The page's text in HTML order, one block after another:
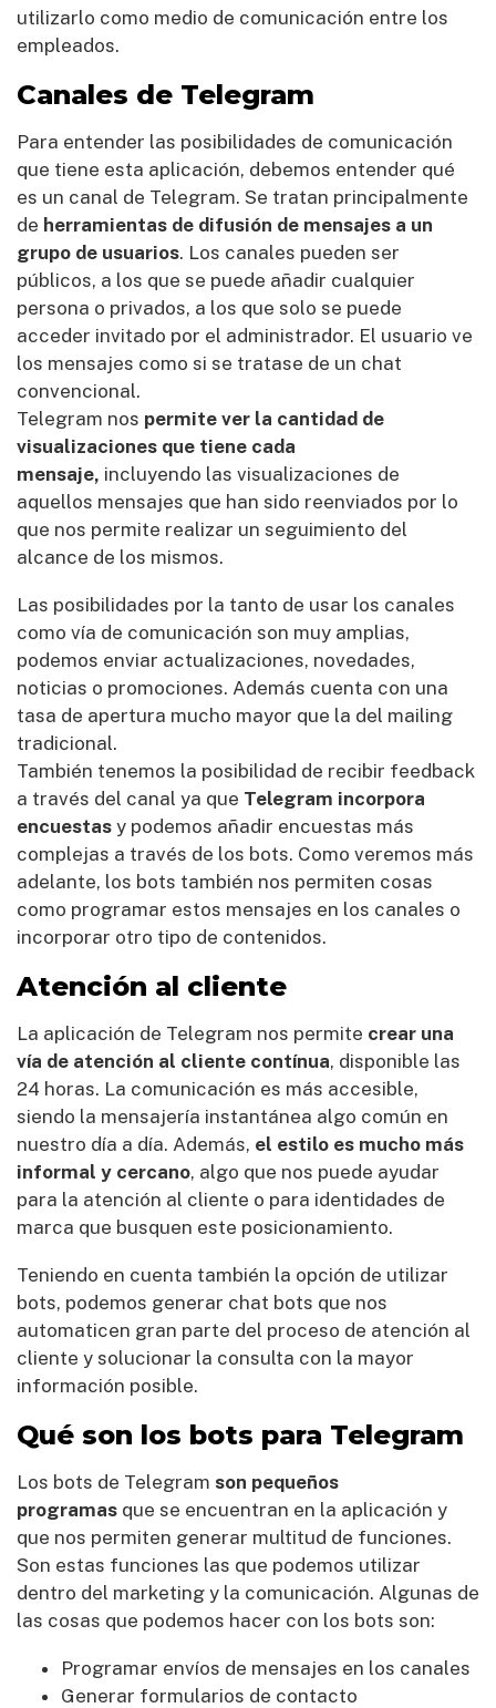
utilizarlo como medio de comunicación entre los
empleados.
Canales de Telegram
Para entender las posibilidades de comunicación
que tiene esta aplicación, debemos entender qué
es un canal de Telegram. Se tratan principalmente
de herramientas de difusión de mensajes a un
grupo de usuarios. Los canales pueden ser
públicos, a los que se puede añadir cualquier
persona o privados, a los que solo se puede
acceder invitado por el administrador. El usuario ve
los mensajes como si se tratase de un chat
convencional.
Telegram nos permite ver la cantidad de
visualizaciones que tiene cada
mensaje, incluyendo las visualizaciones de
aquellos mensajes que han sido reenviados por lo
que nos permite realizar un seguimiento del
alcance de los mismos.
Las posibilidades por la tanto de usar los canales
como vía de comunicación son muy amplias,
podemos enviar actualizaciones, novedades,
noticias o promociones. Además cuenta con una
tasa de apertura mucho mayor que la del mailing
tradicional.
También tenemos la posibilidad de recibir feedback
a través del canal ya que Telegram incorpora
encuestas y podemos añadir encuestas más
complejas a través de los bots. Como veremos más
adelante, los bots también nos permiten cosas
como programar estos mensajes en los canales o
incorporar otro tipo de contenidos.
Atención al cliente
La aplicación de Telegram nos permite crear una
vía de atención al cliente contínua, disponible las
24 horas. La comunicación es más accesible,
siendo la mensajería instantánea algo común en
nuestro día a día. Además, el estilo es mucho más
informal y cercano, algo que nos puede ayudar
para la atención al cliente o para identidades de
marca que busquen este posicionamiento.
Teniendo en cuenta también la opción de utilizar
bots, podemos generar chat bots que nos
automaticen gran parte del proceso de atención al
cliente y solucionar la consulta con la mayor
información posible.
Qué son los bots para Telegram
Los bots de Telegram son pequeños
programas que se encuentran en la aplicación y
que nos permiten generar multitud de funciones.
Son estas funciones las que podemos utilizar
dentro del marketing y la comunicación. Algunas de
las cosas que podemos hacer con los bots son:
Programar envíos de mensajes en los canales
Generar formularios de contacto